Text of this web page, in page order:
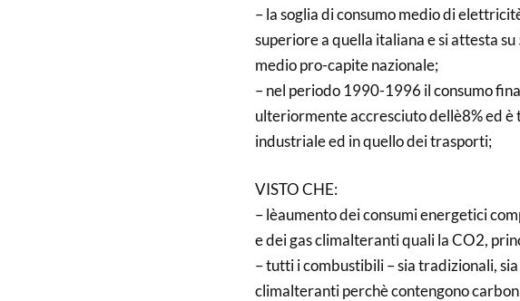
– la soglia di consumo medio di
superiore a quella italiana e si attesta
medio pro-capite nazionale;
– nel periodo 1990-1996 il consumo
ulteriormente accresciuto dellè8% ed
industriale ed in quello dei trasporti;
VISTO CHE:
– lèaumento dei consumi energetici
e dei gas climalteranti quali la CO2,
– tutti i combustibili – sia tradizionali,
climalteranti perchè contengono